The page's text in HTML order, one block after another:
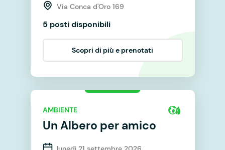
Via Conca d'Oro 169
5 posti disponibili
Scopri di più e prenotati
AMBIENTE
Un Albero per amico